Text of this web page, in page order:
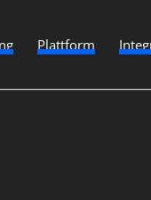
Plattform